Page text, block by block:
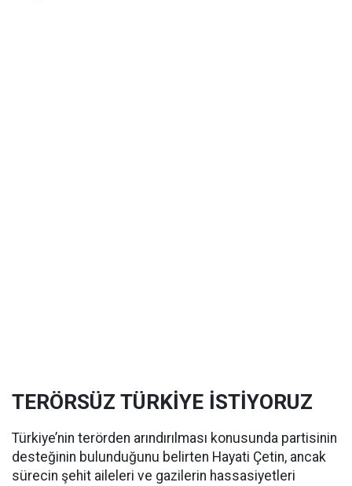
TERÖRSÜZ TÜRKİYE İSTİYORUZ
Türkiye’nin terörden arındırılması konusunda partisinin
desteğinin bulunduğunu belirten Hayati Çetin, ancak
sürecin şehit aileleri ve gazilerin hassasiyetleri